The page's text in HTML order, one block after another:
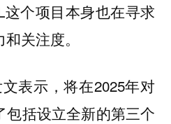
个项目本身也在寻求
关注度。
表示，将在2025年对
包括设立全新的第三个